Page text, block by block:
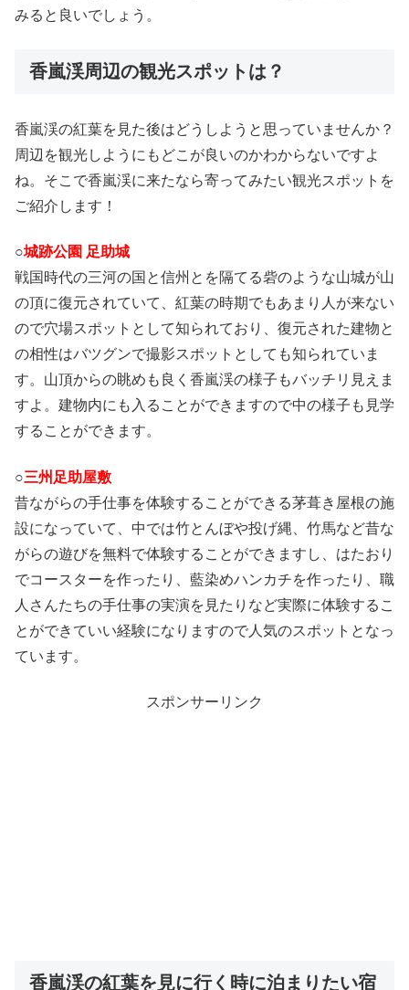
みると良いでしょう。
香嵐渓周辺の観光スポットは？
香嵐渓の紅葉を見た後はどうしようと思っていませんか？
周辺を観光しようにもどこが良いのかわからないですよ
ね。そこで香嵐渓に来たなら寄ってみたい観光スポットを
ご紹介します！
○城跡公園 足助城
戦国時代の三河の国と信州とを隔てる砦のような山城が山
の頂に復元されていて、紅葉の時期でもあまり人が来ない
ので穴場スポットとして知られており、復元された建物と
の相性はバツグンで撮影スポットとしても知られていま
す。山頂からの眺めも良く香嵐渓の様子もバッチリ見えま
すよ。建物内にも入ることができますので中の様子も見学
することができます。
○三州足助屋敷
昔ながらの手仕事を体験することができる茅葺き屋根の施
設になっていて、中では竹とんぼや投げ縄、竹馬など昔な
がらの遊びを無料で体験することができますし、はたおり
でコースターを作ったり、藍染めハンカチを作ったり、職
人さんたちの手仕事の実演を見たりなど実際に体験するこ
とができていい経験になりますので人気のスポットとなっ
ています。
スポンサーリンク
香嵐渓の紅葉を見に行く時に泊まりたい宿